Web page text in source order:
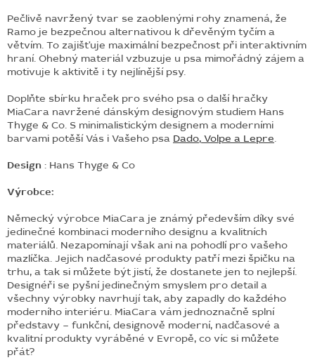
Pečlivě navržený tvar se zaoblenými rohy znamená, že
Ramo je bezpečnou alternativou k dřevěným tyčím a
větvím. To zajišťuje maximální bezpečnost při interaktivním
hraní. Ohebný materiál vzbuzuje u psa mimořádný zájem a
motivuje k aktivitě i ty nejlínější psy.
Doplňte sbírku hraček pro svého psa o další hračky
MiaCara navržené dánským designovým studiem Hans
Thyge & Co. S minimalistickým designem a moderními
barvami potěší Vás i Vašeho psa Dado, Volpe a Lepre.
Design : Hans Thyge & Co
Výrobce:
Německý výrobce MiaCara je známý především díky své
jedinečné kombinaci moderního designu a kvalitních
materiálů. Nezapomínají však ani na pohodlí pro vašeho
mazlíčka. Jejich nadčasové produkty patří mezi špičku na
trhu, a tak si můžete být jistí, že dostanete jen to nejlepší.
Designéři se pyšní jedinečným smyslem pro detail a
všechny výrobky navrhují tak, aby zapadly do každého
moderního interiéru. MiaCara vám jednoznačně splní
představy – funkční, designově moderní, nadčasové a
kvalitní produkty vyráběné v Evropě, co víc si můžete
přát?